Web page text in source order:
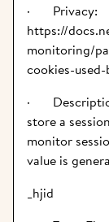
·       Privacy:
https://
monitoring/
cookies-
·
store a
monitor
value is
_hjid